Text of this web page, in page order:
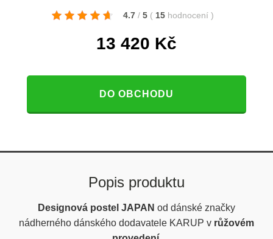
4.7 / 5 ( 15 hodnocení )
13 420 Kč
DO OBCHODU
Popis produktu
Designová postel JAPAN od dánské značky
nádherného dánského dodavatele KARUP v růžovém